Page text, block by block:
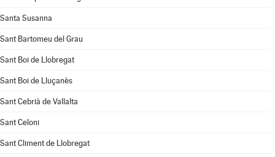
Santa Susanna
Sant Bartomeu del Grau
Sant Boi de Llobregat
Sant Boi de Lluçanès
Sant Cebrià de Vallalta
Sant Celoni
Sant Climent de Llobregat